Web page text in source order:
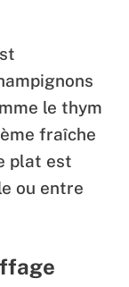
le thym
fraîche
plat est
ou entre